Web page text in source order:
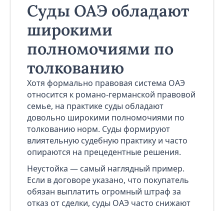
Суды ОАЭ обладают
широкими
полномочиями по
толкованию
Хотя формально правовая система ОАЭ
относится к романо-германской правовой
семье, на практике суды обладают
довольно широкими полномочиями по
толкованию норм. Суды формируют
влиятельную судебную практику и часто
опираются на прецедентные решения.
Неустойка — самый наглядный пример.
Если в договоре указано, что покупатель
обязан выплатить огромный штраф за
отказ от сделки, суды ОАЭ часто снижают